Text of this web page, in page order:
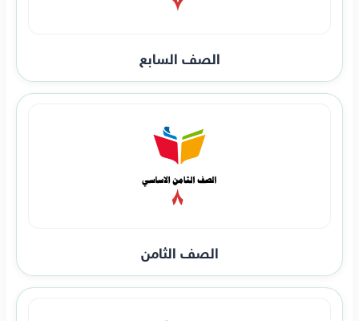
الصف السابع
الصف الثامن